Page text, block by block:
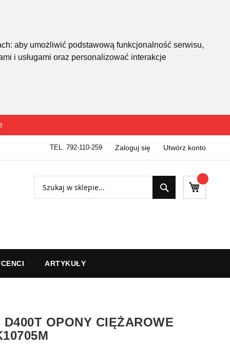
aby umożliwić podstawową funkcjonalność serwisu,
i usługami oraz personalizować interakcje
TEL. 792-110-259 Zaloguj się Utwórz konto
Mój
Szukaj
ARTYKUŁY
OPONY CIĘŻAROWE